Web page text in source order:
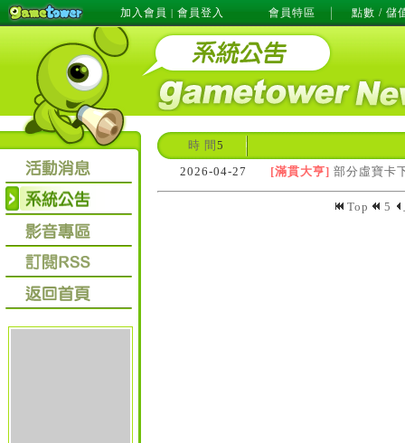
加入會員 | 會員登入 會員特區 點數 / 儲
時 間 5
2026-04-27
[滿貫大亨] 部分虛寶卡
Top 5